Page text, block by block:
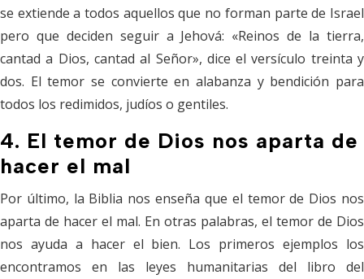
se extiende a todos aquellos que no forman parte de Israel
pero que deciden seguir a Jehová: «Reinos de la tierra,
cantad a Dios, cantad al Señor», dice el versículo treinta y
dos. El temor se convierte en alabanza y bendición para
todos los redimidos, judíos o gentiles.
4. El temor de Dios nos aparta de
hacer el mal
Por último, la Biblia nos enseña que el temor de Dios nos
aparta de hacer el mal. En otras palabras, el temor de Dios
nos ayuda a hacer el bien. Los primeros ejemplos los
encontramos en las leyes humanitarias del libro del